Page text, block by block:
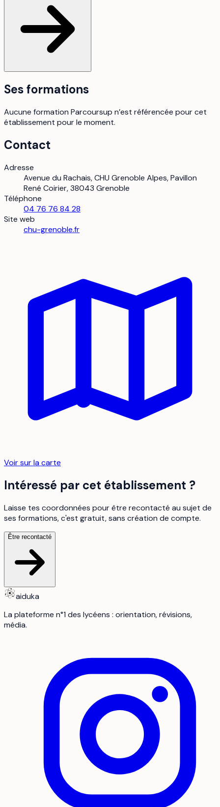
Ses formations
Aucune formation Parcoursup n’est référencée pour cet
établissement pour le moment.
Contact
Adresse
Avenue du Rachais, CHU Grenoble Alpes, Pavillon
René Coirier, 38043 Grenoble
Téléphone
04 76 76 84 28
Site web
chu-grenoble.fr
Voir sur la carte
Intéressé par cet établissement ?
Laisse tes coordonnées pour être recontacté au sujet de
ses formations, c'est gratuit, sans création de compte.
Être recontacté
aiduka
La plateforme n°1 des lycéens : orientation, révisions,
média.